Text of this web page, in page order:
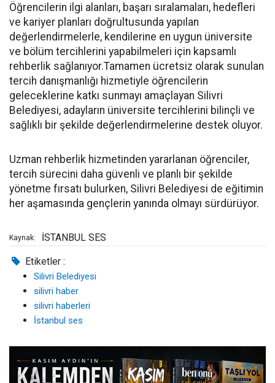
Öğrencilerin ilgi alanları, başarı sıralamaları, hedefleri
ve kariyer planları doğrultusunda yapılan
değerlendirmelerle, kendilerine en uygun üniversite
ve bölüm tercihlerini yapabilmeleri için kapsamlı
rehberlik sağlanıyor.Tamamen ücretsiz olarak sunulan
tercih danışmanlığı hizmetiyle öğrencilerin
geleceklerine katkı sunmayı amaçlayan Silivri
Belediyesi, adayların üniversite tercihlerini bilinçli ve
sağlıklı bir şekilde değerlendirmelerine destek oluyor.
Uzman rehberlik hizmetinden yararlanan öğrenciler,
tercih sürecini daha güvenli ve planlı bir şekilde
yönetme fırsatı bulurken, Silivri Belediyesi de eğitimin
her aşamasında gençlerin yanında olmayı sürdürüyor.
Kaynak: İSTANBUL SES
Etiketler :
Silivri Belediyesi
silivri haber
silivri haberleri
İstanbul ses